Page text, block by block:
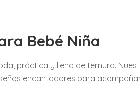
Bebé Niña
práctica y llena de ternura.
encantadores para